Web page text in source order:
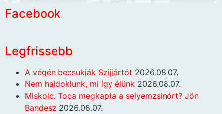
Facebook
Legfrissebb
A végén becsukják Szijjártót 2026.08.07.
Nem haldoklunk, mi így élünk 2026.08.07.
Miskolc. Toca megkapta a selyemzsinórt? Jön
Bandesz 2026.08.07.